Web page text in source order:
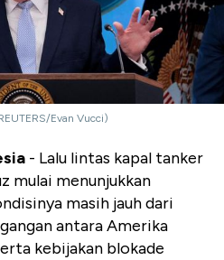
Evan Vucci)
- Lalu lintas kapal tanker
mulai menunjukkan
masih jauh dari
antara Amerika
kebijakan blokade